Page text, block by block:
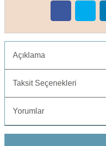
Açıklama
Taksit Seçenekleri
Yorumlar